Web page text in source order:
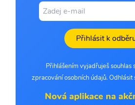
Přihlásit k
Přihlášením vyjadřuješ souhlas
zpracování osobních údajů. Odhlásit
Nová aplikace na